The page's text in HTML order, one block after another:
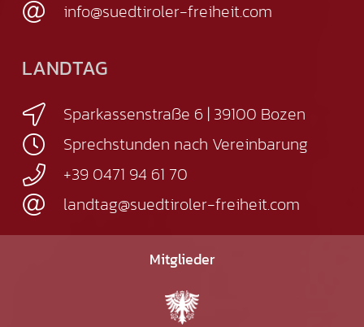
info@suedtiroler-freiheit.com
LANDTAG
Sparkassenstraße 6 | 39100 Bozen
Sprechstunden nach Vereinbarung
+39 0471 94 61 70
landtag@suedtiroler-freiheit.com
Mitglieder